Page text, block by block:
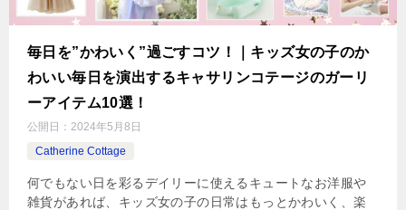
毎日を”かわいく”過ごすコツ！｜キッズ女の子のか
わいい毎日を演出するキャサリンコテージのガーリ
ーアイテム10選！
公開日： 2024年5月8日
Catherine Cottage
何でもない日を彩るデイリーに使えるキュートなお洋服や
雑貨があれば、キッズ女の子の日常はもっとかわいく、楽